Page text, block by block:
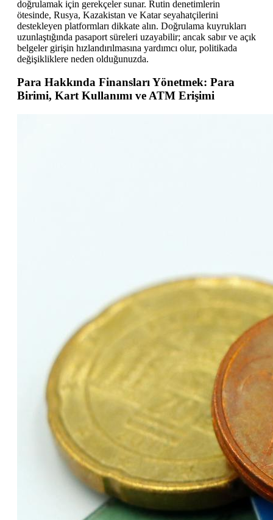
doğrulamak için gerekçeler sunar. Rutin denetimlerin
ötesinde, Rusya, Kazakistan ve Katar seyahatçilerini
destekleyen platformları dikkate alın. Doğrulama kuyrukları
uzunlaştığında pasaport süreleri uzayabilir; ancak sabır ve açık
belgeler girişin hızlandırılmasına yardımcı olur, politikada
değişikliklere neden olduğunuzda.
Para Hakkında Finansları Yönetmek: Para
Birimi, Kart Kullanımı ve ATM Erişimi